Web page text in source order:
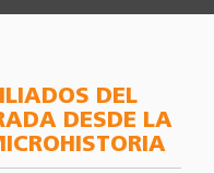
DEL
DESDE LA